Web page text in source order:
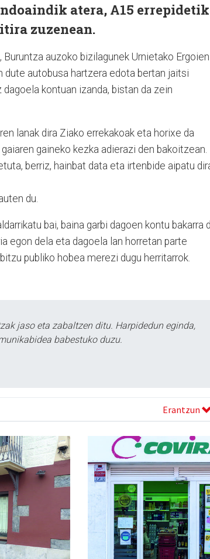
atera, A15 errepidetik
zuzenean.
auzoko bizilagunek Urnietako Ergoien
autobusa hartzera edota bertan jaitsi
kontuan izanda, bistan da zein
lanak dira Ziako errekakoak eta horixe da
gaineko kezka adierazi den bakoitzean.
berriz, hainbat data eta irtenbide aipatu
du.
bai, baina garbi dagoen kontu bakarra
egon dela eta dagoela lan horretan parte
publiko hobea merezi dugu herritarrok.
jaso eta zabaltzen ditu. Harpidedun eginda,
babestuko duzu.
Erantzun